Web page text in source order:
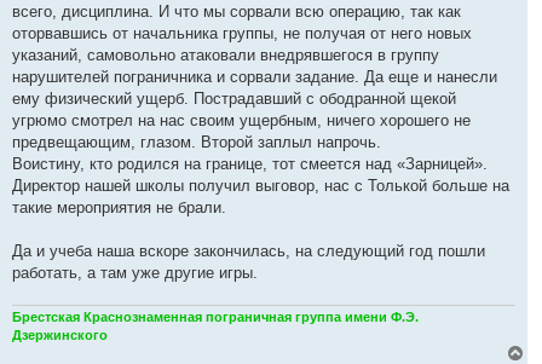
всего, дисциплина. И что мы сорвали всю операцию, так как
оторвавшись от начальника группы, не получая от него новых
указаний, самовольно атаковали внедрявшегося в группу
нарушителей пограничника и сорвали задание. Да еще и нанесли
ему физический ущерб. Пострадавший с ободранной щекой
угрюмо смотрел на нас своим ущербным, ничего хорошего не
предвещающим, глазом. Второй заплыл напрочь.
Воистину, кто родился на границе, тот смеется над «Зарницей».
Директор нашей школы получил выговор, нас с Толькой больше на
такие мероприятия не брали.
Да и учеба наша вскоре закончилась, на следующий год пошли
работать, а там уже другие игры.
Брестская Краснознаменная пограничная группа имени Ф.Э.
Дзержинского